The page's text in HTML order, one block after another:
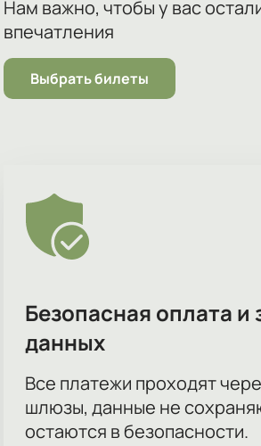
Нам важно, чтобы у вас
впечатления
Выбрать билеты
Безопасная оплата и
данных
Все платежи проходят
шлюзы, данные не
остаются в безопасности.